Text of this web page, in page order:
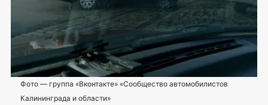
Фото — группа «Вконтакте» «Сообщество автомобилистов
Калининграда и области»